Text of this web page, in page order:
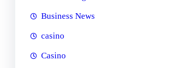
Business News
casino
Casino